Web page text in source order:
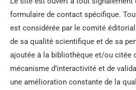
formulaire de contact spécifique.
est considérée par le comité
de sa qualité scientifique et de sa
ajoutée à la bibliothèque et/ou citée
mécanisme d’interactivité et de
une amélioration constante de la